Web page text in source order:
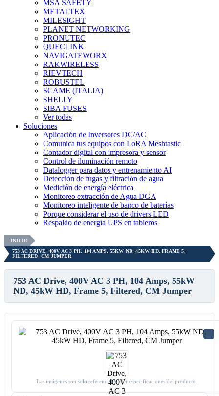
MSA SAFETY
METALTEX
MILESIGHT
PLANET NETWORKING
PRONUTEC
QUECLINK
NAVIGATEWORX
RAKWIRELESS
RIEVTECH
ROBUSTEL
SCAME (ITALIA)
SHELLY
SIBA FUSES
Ver todas
Soluciones
Aplicación de Inversores DC/AC
Comunica tus equipos con LoRA Meshtastic
Contador digital con impresora y sensor
Control de iluminación remoto
Datalogger para datos y entrenamiento AI
Detección de fugas y filtración de agua
Medición de energía eléctrica
Monitoreo extracción de Agua DGA
Monitoreo inteligente de banco de baterías
Porque considerar el uso de drivers LED
Respaldo de energía UPS en tableros
INICIO
753 AC DRIVE, 400V AC 3 PH, 104 AMPS, 55KW ND, 45KW HD, FRAME 5,
FILTERED, CM JUMPER
753 AC Drive, 400V AC 3 PH, 104 Amps, 55kW
ND, 45kW HD, Frame 5, Filtered, CM Jumper
Las imágenes son solo referenciales. Ver especificaciones del producto.